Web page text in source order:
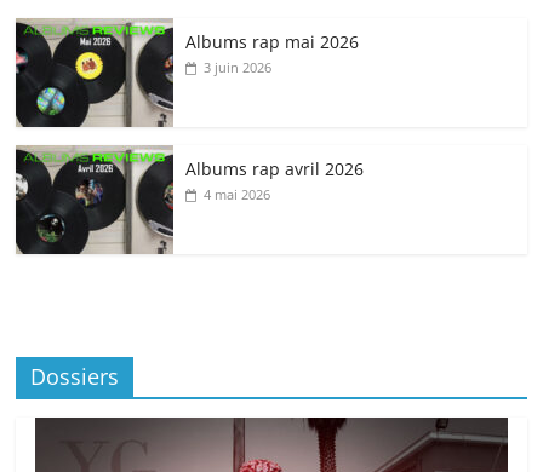
Albums rap mai 2026
3 juin 2026
Albums rap avril 2026
4 mai 2026
Dossiers